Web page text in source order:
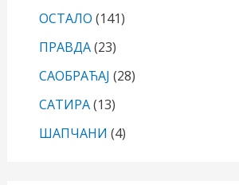
ОСТАЛО (141)
ПРАВДА(23)
САОБРАЋАЈ (28)
САТИРА(13)
ШАПЧАНИ (4)